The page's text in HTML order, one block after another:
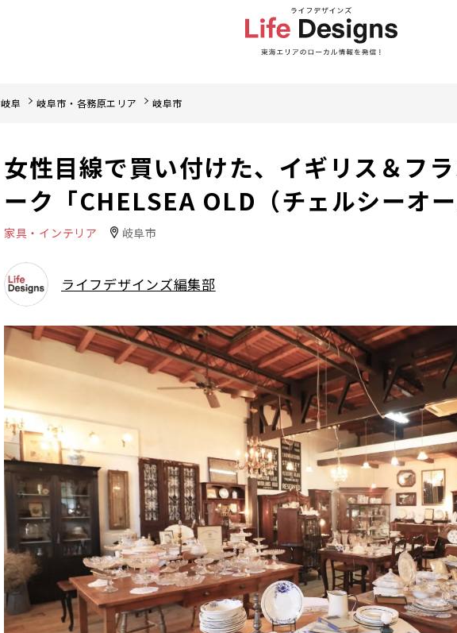
岐阜 岐阜市・各務原エリア 岐阜市
女性目線で買い付けた、イギリス＆フ
ーク「CHELSEA OLD（チェルシーオー
家具・インテリア 岐阜市
ライフデザインズ編集部